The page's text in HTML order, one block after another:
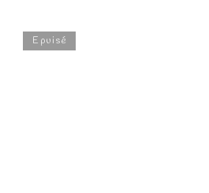
Epuisé